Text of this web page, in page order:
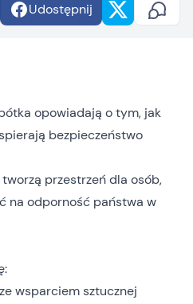
Udostępnij
opowiadają o tym, jak
bezpieczeństwo
przestrzeń dla osób,
na odporność państwa w
wsparciem sztucznej